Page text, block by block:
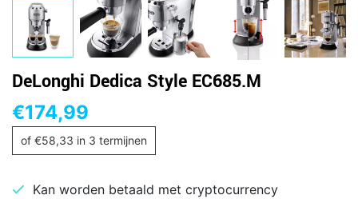
DeLonghi Dedica Style EC685.M
€174,99
of €58,33 in 3 termijnen
Kan worden betaald met cryptocurrency